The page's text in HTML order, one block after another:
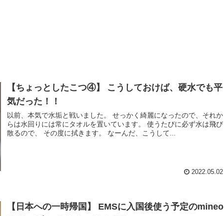
【ちょっとしたこつ④】 こうしておけば、硬水でも平
気だった！！
以前、本気で水垢と戦いました。 せっかく綺麗になったので、それか
らは水回りには常にタオルを置いています。 使うたびに必ず水は飛び
散るので、 その度に拭きます。 なーんだ、こうして...
2022.05.02
【日本への一時帰国】 EMSに入国後使う予定のmineo